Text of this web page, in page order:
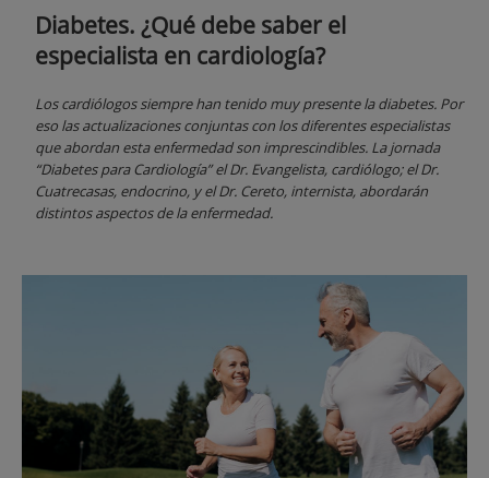
Diabetes. ¿Qué debe saber el
especialista en cardiología?
Los cardiólogos siempre han tenido muy presente la diabetes. Por
eso las actualizaciones conjuntas con los diferentes especialistas
que abordan esta enfermedad son imprescindibles. La jornada
“Diabetes para Cardiología” el Dr. Evangelista, cardiólogo; el Dr.
Cuatrecasas, endocrino, y el Dr. Cereto, internista, abordarán
distintos aspectos de la enfermedad.